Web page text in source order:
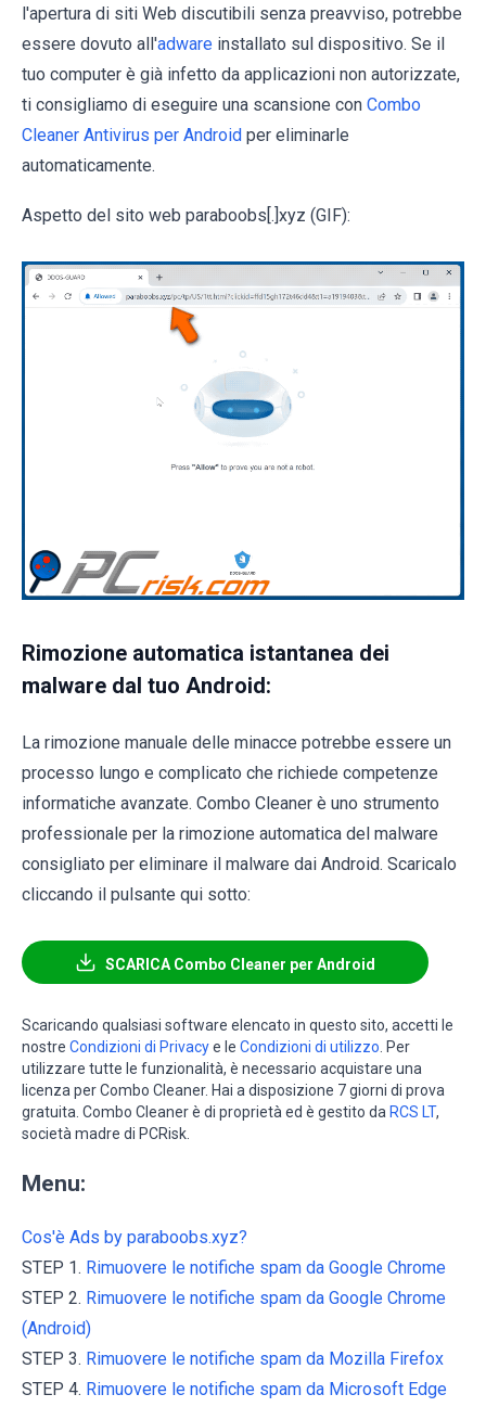
l'apertura di siti Web discutibili senza preavviso, potrebbe
essere dovuto all'adware installato sul dispositivo. Se il
tuo computer è già infetto da applicazioni non autorizzate,
ti consigliamo di eseguire una scansione con Combo
Cleaner Antivirus per Android per eliminarle
automaticamente.
Aspetto del sito web paraboobs[.]xyz (GIF):
Rimozione automatica istantanea dei
malware dal tuo Android:
La rimozione manuale delle minacce potrebbe essere un
processo lungo e complicato che richiede competenze
informatiche avanzate. Combo Cleaner è uno strumento
professionale per la rimozione automatica del malware
consigliato per eliminare il malware dai Android. Scaricalo
cliccando il pulsante qui sotto:
SCARICA Combo Cleaner per Android
Scaricando qualsiasi software elencato in questo sito, accetti le
nostre Condizioni di Privacye le Condizioni di utilizzo . Per
utilizzare tutte le funzionalità, è necessario acquistare una
licenza per Combo Cleaner. Hai a disposizione 7 giorni di prova
gratuita. Combo Cleaner è di proprietà ed è gestito da RCS LT,
società madre di PCRisk.
Menu:
Cos'è Ads by paraboobs.xyz?
STEP 1. Rimuovere le notifiche spam da Google Chrome
STEP 2. Rimuovere le notifiche spam da Google Chrome
(Android)
STEP 3. Rimuovere le notifiche spam da Mozilla Firefox
STEP 4. Rimuovere le notifiche spam da Microsoft Edge